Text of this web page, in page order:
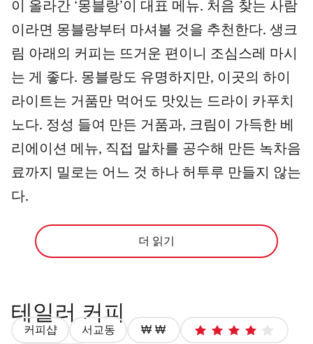
이 올라간 ‘몽블랑’이 대표 메뉴. 처음 찾는 사람
이라면 몽블랑부터 마셔볼 것을 추천한다. 생크
림 아래의 커피는 뜨거운 편이니 조심스레 마시
는 게 좋다. 몽블랑도 유명하지만, 이곳의 하이
라이트는 거품만 먹어도 맛있는 드라이 카푸치
노다. 정성 들여 만든 거품과, 크림이 가득한 베
리에이션 메뉴, 직접 말차를 공수해 만든 녹차음
료까지 밀로는 어느 것 하나 허투루 만들지 않는
다.
더 읽기
테일러 커피
커피샵 서교동
가
4